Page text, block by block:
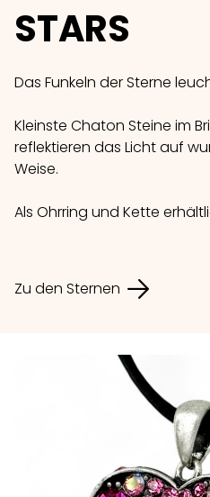
STARS
Das Funkeln der Sterne
Kleinste Chaton Steine im
reflektieren das Licht auf
Weise.
Als Ohrring und Kette
Zu den Sternen